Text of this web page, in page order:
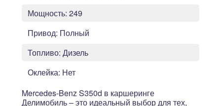
Мощность: 249
Привод: Полный
Топливо: Дизель
Оклейка: Нет
Mercedes-Benz S350d в каршеринге
Делимобиль – это идеальный выбор для тех,